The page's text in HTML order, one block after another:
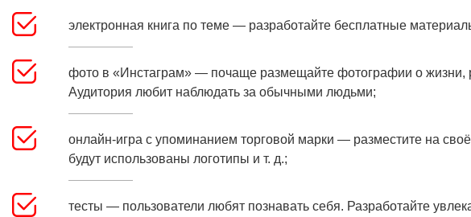
электронная книга по теме — разработайте бесплатные
фото в «Инстаграм» — почаще размещайте фотографии о жизни,
Аудитория любит наблюдать за обычными людьми;
онлайн-игра с упоминанием торговой марки — разместите на
будут использованы логотипы и т. д.;
тесты — пользователи любят познавать себя. Разработайте